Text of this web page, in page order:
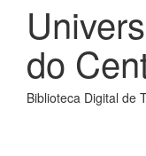
do
Biblioteca Digital de